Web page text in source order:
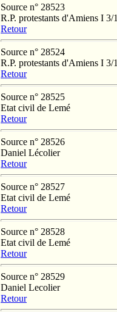
Source n° 28523
R.P. protestants d'Amiens I 3/1
Retour
Source n° 28524
R.P. protestants d'Amiens I 3/1
Retour
Source n° 28525
Etat civil de Lemé
Retour
Source n° 28526
Daniel Lécolier
Retour
Source n° 28527
Etat civil de Lemé
Retour
Source n° 28528
Etat civil de Lemé
Retour
Source n° 28529
Daniel Lecolier
Retour